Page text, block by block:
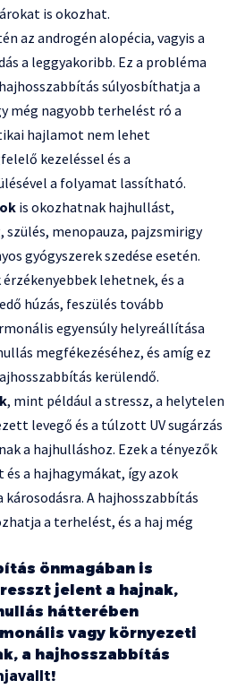
is okozhat.
az androgén alopécia, vagyis a
a leggyakoribb. Ez a probléma
súlyosbíthatja a
még nagyobb terhelést ró a
hajlamot nem lehet
kezeléssel és a
a folyamat lassítható.
is okozhatnak hajhullást,
szülés, menopauza, pajzsmirigy
gyógyszerek szedése esetén.
lehetnek, és a
húzás, feszülés tovább
egyensúly helyreállítása
megfékezéséhez, és amíg ez
kerülendő.
, mint például a stressz, a helytelen
levegő és a túlzott UV sugárzás
a hajhulláshoz. Ezek a tényezők
a hajhagymákat, így azok
A hajhosszabbítás
a terhelést, és a haj még
önmagában is
jelent a hajnak,
hátterében
vagy környezeti
a hajhosszabbítás
!